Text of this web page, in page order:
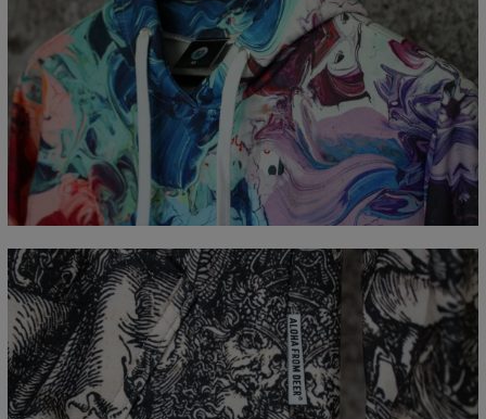
Mierzone na płasko
CM
XS S M L XXL XXXL
A - Długość całkowita
65 67 69 71 73 75
77
B - Sz. klatki piersiowej
48 51 54 57 60 63
66
C - Długość rękawów
61 62 63 64 65 66 67